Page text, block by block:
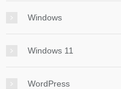
Windows
Windows 11
WordPress